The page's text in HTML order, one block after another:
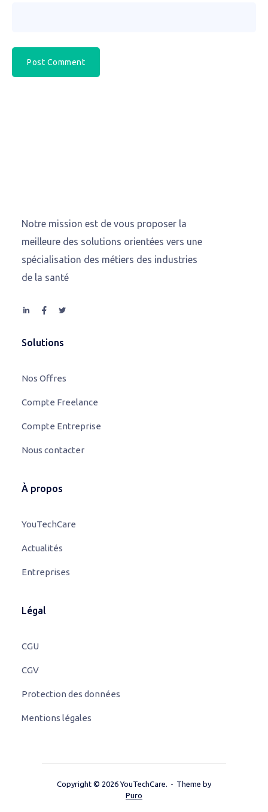
Notre mission est de vous proposer la
meilleure des solutions orientées vers une
spécialisation des métiers des industries
de la santé
Solutions
Nos Offres
Compte Freelance
Compte Entreprise
Nous contacter
À propos
YouTechCare
Actualités
Entreprises
Légal
CGU
CGV
Protection des données
Mentions légales
Copyright © 2026 YouTechCare.
Theme by
Puro